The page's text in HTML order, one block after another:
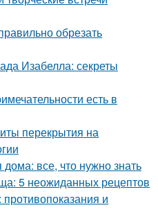
обрезать
Изабелла: секреты
есть в
перекрытия на
все, что нужно знать
5 неожиданных рецептов
противопоказания и